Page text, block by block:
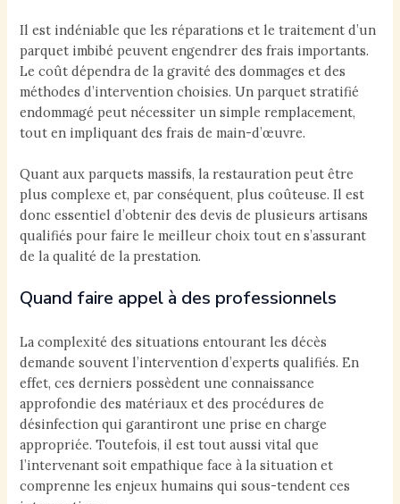
Il est indéniable que les réparations et le traitement d’un
parquet imbibé peuvent engendrer des frais importants.
Le coût dépendra de la gravité des dommages et des
méthodes d’intervention choisies. Un parquet stratifié
endommagé peut nécessiter un simple remplacement,
tout en impliquant des frais de main-d’œuvre.
Quant aux parquets massifs, la restauration peut être
plus complexe et, par conséquent, plus coûteuse. Il est
donc essentiel d’obtenir des devis de plusieurs artisans
qualifiés pour faire le meilleur choix tout en s’assurant
de la qualité de la prestation.
Quand faire appel à des professionnels
La complexité des situations entourant les décès
demande souvent l’intervention d’experts qualifiés. En
effet, ces derniers possèdent une connaissance
approfondie des matériaux et des procédures de
désinfection qui garantiront une prise en charge
appropriée. Toutefois, il est tout aussi vital que
l’intervenant soit empathique face à la situation et
comprenne les enjeux humains qui sous-tendent ces